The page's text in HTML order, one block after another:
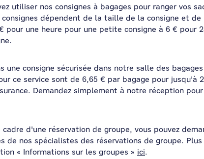
utiliser nos consignes à bagages pour ranger vos
dépendent de la taille de la consigne et de
pour une heure pour une petite consigne à 6 € pour
une consigne sécurisée dans notre salle des
ce service sont de 6,65 € par bagage pour jusqu'à
Demandez simplement à notre réception
cadre d'une réservation de groupe, vous pouvez
de nos spécialistes des réservations de groupe.
« Informations sur les groupes » ici.